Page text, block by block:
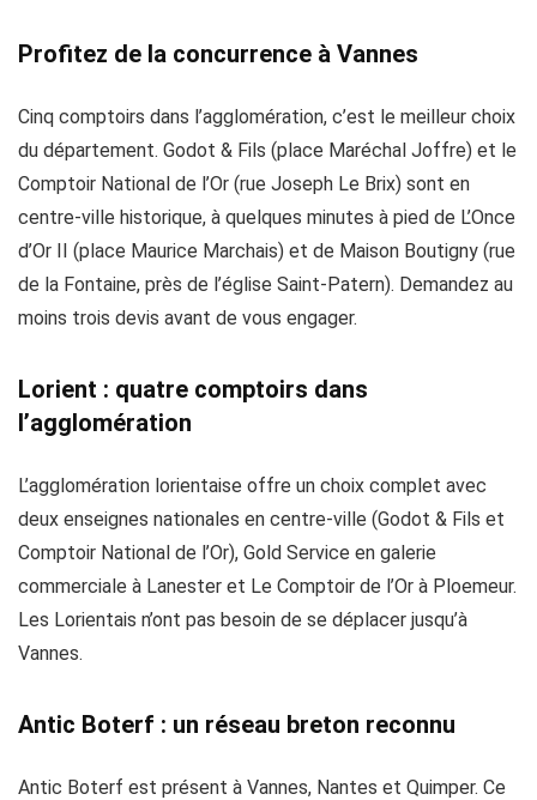
Profitez de la concurrence à Vannes
Cinq comptoirs dans l’agglomération, c’est le meilleur choix
du département. Godot & Fils (place Maréchal Joffre) et le
Comptoir National de l’Or (rue Joseph Le Brix) sont en
centre-ville historique, à quelques minutes à pied de L’Once
d’Or II (place Maurice Marchais) et de Maison Boutigny (rue
de la Fontaine, près de l’église Saint-Patern). Demandez au
moins trois devis avant de vous engager.
Lorient : quatre comptoirs dans
l’agglomération
L’agglomération lorientaise offre un choix complet avec
deux enseignes nationales en centre-ville (Godot & Fils et
Comptoir National de l’Or), Gold Service en galerie
commerciale à Lanester et Le Comptoir de l’Or à Ploemeur.
Les Lorientais n’ont pas besoin de se déplacer jusqu’à
Vannes.
Antic Boterf : un réseau breton reconnu
Antic Boterf est présent à Vannes, Nantes et Quimper. Ce